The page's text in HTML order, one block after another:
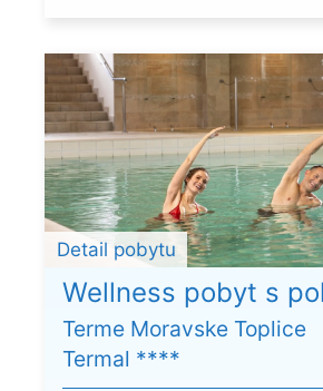
Wellness pobyt s
Terme Moravske Toplice
Termal ****
Detail pobytu